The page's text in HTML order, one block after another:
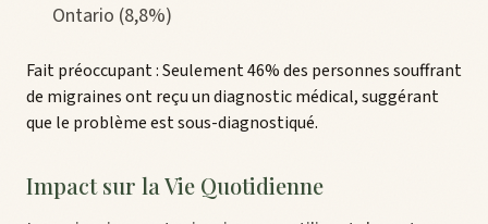
Ontario (8,8%)
Fait préoccupant : Seulement 46% des personnes souffrant
de migraines ont reçu un diagnostic médical, suggérant
que le problème est sous-diagnostiqué.
Impact sur la Vie Quotidienne